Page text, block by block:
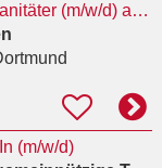
Rettungssanitäter / Notfallsanitäter (m/w/d) als Lehrkraft
(m/w/d)